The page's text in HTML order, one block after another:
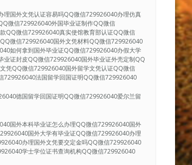
国外文凭认证容易吗QQ微信729926040办理仿真
微信729926040外国毕业证制作QQ微信
QQ微信729926040真实使馆教育部认证QQ微信
微信729926040国外文凭材料QQ微信729926040
如何拿到国外毕业证QQ微信729926040办假大学
证封皮QQ微信729926040国外毕业证外壳定制QQ
凭QQ微信729926040国外留学文凭认证QQ微信
法国留学回国证明QQ微信729926040
德国留学回国证明QQ微信729926040爱尔兰留
国外本科毕业证怎么办理QQ微信729926040国外
国外大学有毕业证QQ微信729926040办理
办理国外文凭要交定金吗QQ微信729926040
学士学位证书查询机构QQ微信729926040